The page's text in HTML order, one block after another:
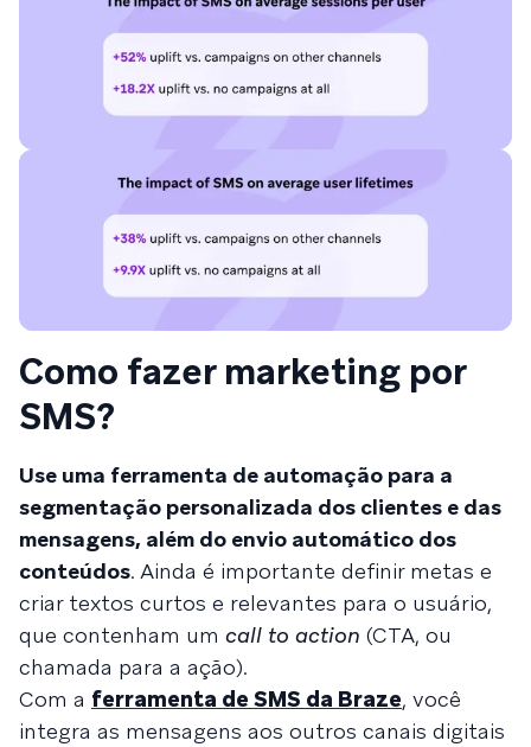
Como fazer marketing por
SMS?
Use uma ferramenta de automação para a
segmentação personalizada dos clientes e das
mensagens, além do envio automático dos
conteúdos. Ainda é importante definir metas e
criar textos curtos e relevantes para o usuário,
que contenham um call to action (CTA, ou
chamada para a ação).
Com a ferramenta de SMS da Braze, você
integra as mensagens aos outros canais digitais